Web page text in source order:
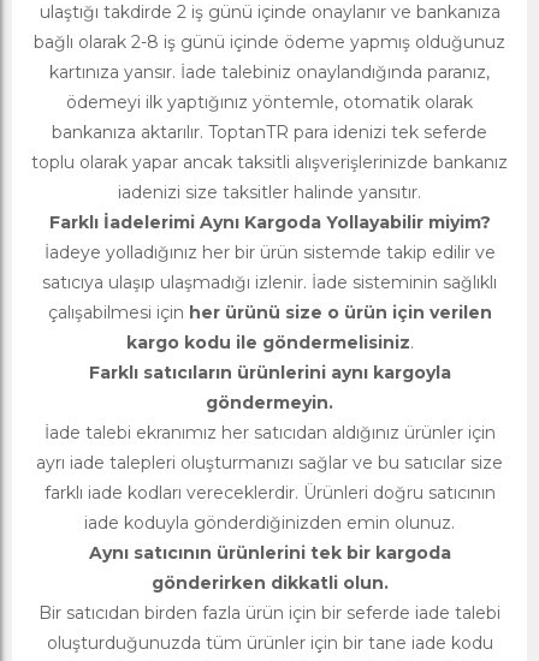
ulaştığı takdirde 2 iş günü içinde onaylanır ve bankanıza
bağlı olarak 2-8 iş günü içinde ödeme yapmış olduğunuz
kartınıza yansır. İade talebiniz onaylandığında paranız,
ödemeyi ilk yaptığınız yöntemle, otomatik olarak
bankanıza aktarılır. ToptanTR para idenizi tek seferde
toplu olarak yapar ancak taksitli alışverişlerinizde bankanız
iadenizi size taksitler halinde yansıtır.
Farklı İadelerimi Aynı Kargoda Yollayabilir miyim?
İadeye yolladığınız her bir ürün sistemde takip edilir ve
satıcıya ulaşıp ulaşmadığı izlenir. İade sisteminin sağlıklı
çalışabilmesi için her ürünü size o ürün için verilen
kargo kodu ile göndermelisiniz.
Farklı satıcıların ürünlerini aynı kargoyla
göndermeyin.
İade talebi ekranımız her satıcıdan aldığınız ürünler için
ayrı iade talepleri oluşturmanızı sağlar ve bu satıcılar size
farklı iade kodları vereceklerdir. Ürünleri doğru satıcının
iade koduyla gönderdiğinizden emin olunuz.
Aynı satıcının ürünlerini tek bir kargoda
gönderirken dikkatli olun.
Bir satıcıdan birden fazla ürün için bir seferde iade talebi
oluşturduğunuzda tüm ürünler için bir tane iade kodu